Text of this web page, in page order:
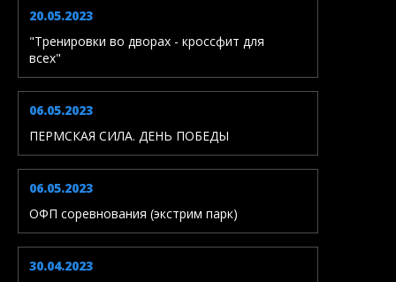
20.05.2023
"Тренировки во дворах - кроссфит для
всех"
06.05.2023
ПЕРМСКАЯ СИЛА. ДЕНЬ ПОБЕДЫ
06.05.2023
ОФП соревнования (экстрим парк)
30.04.2023